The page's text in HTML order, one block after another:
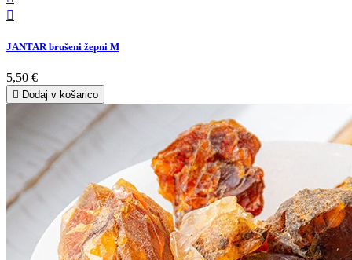

JANTAR brušeni žepni M
5,50 €
 Dodaj v košarico